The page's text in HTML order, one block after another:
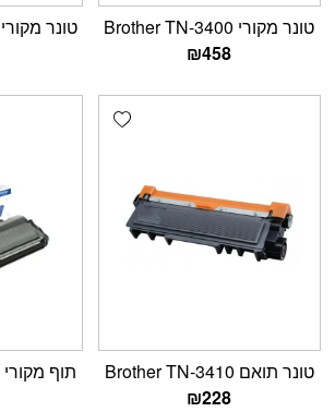
טונר מקורי Brother TN-3400
₪458
טונר מקורי Brother TN-3410
Add wishlist
טונר תואם Brother TN-3410
₪228
תוף מקורי Brother DR-3420